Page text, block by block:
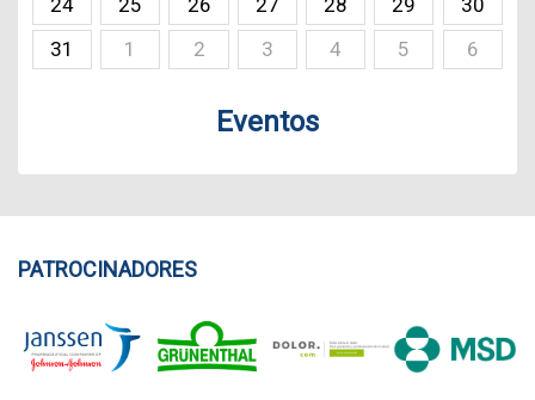
24
25 26 27 28 29
30
31
1 2 3 4 5 6
Eventos
PATROCINADORES